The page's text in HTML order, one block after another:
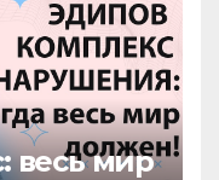
весь мир